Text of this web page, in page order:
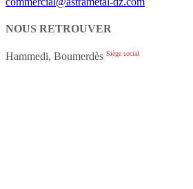
NOUS RETROUVER
Hammedi, Boumerdès Siège social